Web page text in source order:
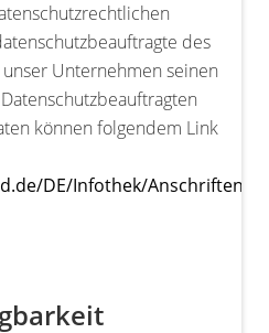
des
Unternehmen seinen
können folgendem Link
DE/Infothek/